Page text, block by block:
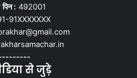
पिन : 492001
91XXXXXXX
से जुड़े